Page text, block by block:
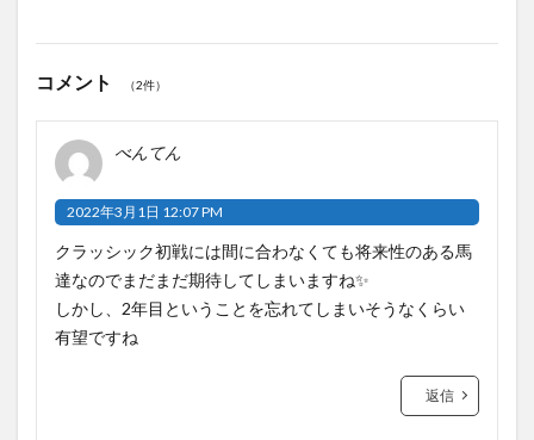
コメント （2件）
べんてん
2022年3月1日 12:07 PM
クラッシック初戦には間に合わなくても将来性のある馬
達なのでまだまだ期待してしまいますね✨
しかし、2年目ということを忘れてしまいそうなくらい
有望ですね
返信